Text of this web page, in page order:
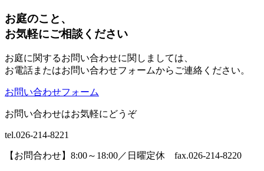
お庭のこと、
お気軽にご相談ください
お庭に関するお問い合わせに関しましては、
お電話またはお問い合わせフォームからご連絡ください。
お問い合わせフォーム
お問い合わせはお気軽にどうぞ
tel.026-214-8221
【お問合わせ】8:00～18:00／日曜定休 fax.026-214-8220